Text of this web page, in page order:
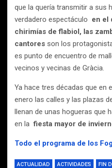
que la quería transmitir a sus
verdadero espectáculo en el
chirimías de flabiol, las
cantores son los
es punto de encuentro de
vecinos y vecinas de Gràcia.
Ya hace tres décadas que en
enero las calles y las plazas
llenan de unas hogueras que
en lafiesta mayor de
Todo el programa de los
ACTUALIDAD ACTIVIDADES FIN